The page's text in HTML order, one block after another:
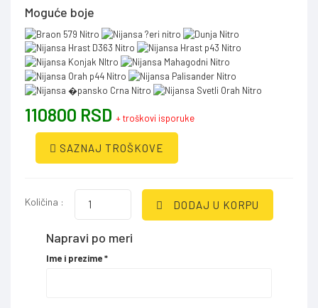
Moguće boje
110800 RSD + troškovi isporuke
SAZNAJ TROŠKOVE
Količina : DODAJ U KORPU
Napravi po meri
Ime i prezime*